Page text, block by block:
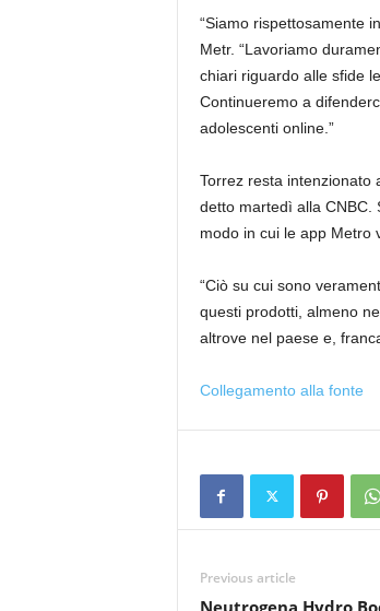
“Siamo rispettosamente
Metr. “Lavoriamo
chiari riguardo alle sfide
Continueremo a
adolescenti online.”
Torrez resta intenzionato
detto martedì alla CNBC.
modo in cui le app Metro
“Ciò su cui sono
questi prodotti, almeno
altrove nel paese e,
Collegamento alla fonte
Previous article
Neutrogena Hydro